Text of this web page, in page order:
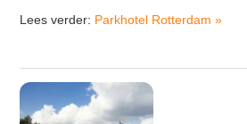
Lees verder: Parkhotel Rotterdam »